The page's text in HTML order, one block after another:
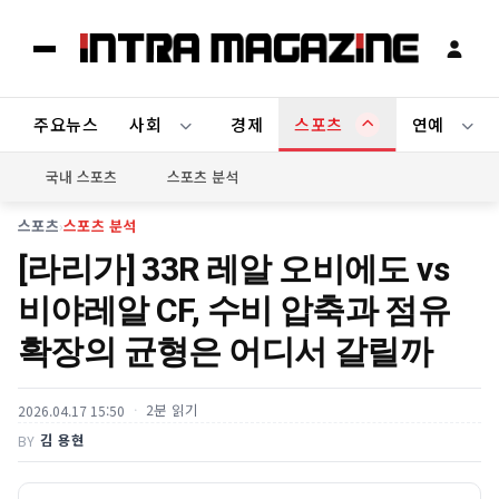
주요뉴스 사회 경제 스포츠 연예
국내 스포츠 스포츠 분석
스포츠›스포츠 분석
[라리가] 33R 레알 오비에도 vs
비야레알 CF, 수비 압축과 점유
확장의 균형은 어디서 갈릴까
2026.04.17 15:50 2분 읽기
BY 김 용현